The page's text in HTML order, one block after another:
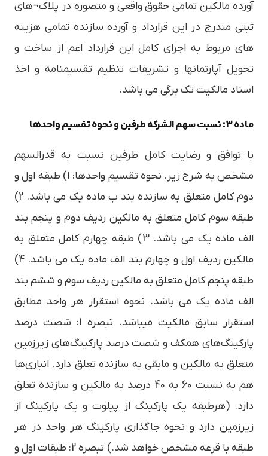
آورده مالکین تمامی حقوق واقعی و متصوره در پلاک¬های
ثبتی مندرج در این قرارداد و آورده سازنده تمامی هزینه
های مربوط به اجرای کامل این قرارداد اعم از ساخت و
تحویل آپارتمانها و تشریفات تنظیم تقسیمنامه و اخذ
اسناد مالکیت تک برگی می باشد.
ماده 3: نسبت سهم الشرکه طرفین و نحوه تقسیم واحدها
با توافق و رضایت کامل طرفین نسبت به قدرالسهم
مشخص به شرح زیر. نحوه تقسیم واحدها: 1) طبقه اول و
دوم کامل متعلق به سازنده بند ب ماده یک می باشد. 2)
طبقه سوم کامل متعلق به مالکین ردیف دوم و پنجم بند
الف ماده یک می باشد. 3) طبقه چهارم کامل متعلق به
مالکین ردیف اول و چهارم بند الف ماده یک می باشد. 4)
طبقه پنجم کامل متعلق به مالکین ردیف سوم و ششم بند
الف ماده یک می باشد. نحوه استقرار هر واحد مطابق
استقرار سابق مالکیت میباشد. تبصره 1: شصت درصد
پارکینگ‌های همکف و شصت درصد پارکینگ‌های زیرزمین
متعلق به مالکین و مابقی به سازنده تعلق دارد. انباری‌ها
هم به نسبت 60 به 40 درصد به مالکین و سازنده تعلق
دارد. (هرطبقه یک پارکینگ از پیلوت و یک پارکینگ از
زیرزمین دارد و نحوه جاگذاری پارکینگ هر واحد در هر
طبقه با قرعه مشخص خواهد شد.) تبصره 2: طبقات اول و